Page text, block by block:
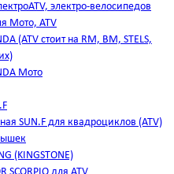
электро-велосипедов
Мото, ATV
(АТV стоит на RM, BM, STELS,
Мото
SUN.F для квадроциклов (АТV)
(KINGSTONE)